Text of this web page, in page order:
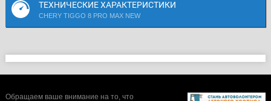
ТЕХНИЧЕСКИЕ ХАРАКТЕРИСТИКИ
CHERY TIGGO 8 PRO MAX NEW
Обращаем ваше внимание на то, что